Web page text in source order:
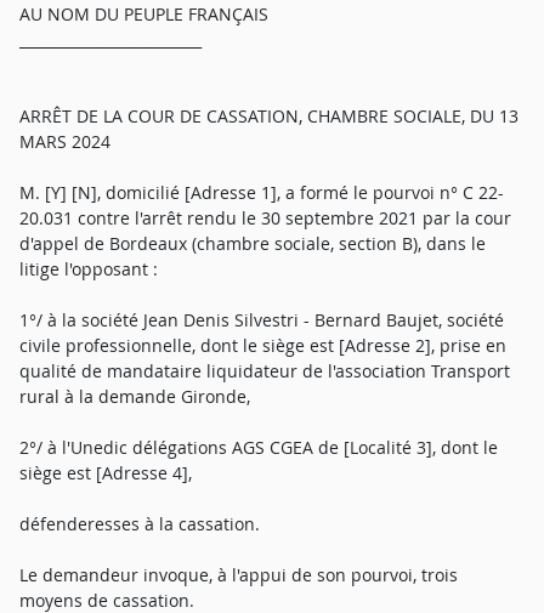
AU NOM DU PEUPLE FRANÇAIS
ARRÊT DE LA COUR DE CASSATION, CHAMBRE SOCIALE, DU 13
MARS 2024
M. [Y] [N], domicilié [Adresse 1], a formé le pourvoi n° C 22-
20.031 contre l'arrêt rendu le 30 septembre 2021 par la cour
d'appel de Bordeaux (chambre sociale, section B), dans le
litige l'opposant :
1°/ à la société Jean Denis Silvestri - Bernard Baujet, société
civile professionnelle, dont le siège est [Adresse 2], prise en
qualité de mandataire liquidateur de l'association Transport
rural à la demande Gironde,
2°/ à l'Unedic délégations AGS CGEA de [Localité 3], dont le
siège est [Adresse 4],
défenderesses à la cassation.
Le demandeur invoque, à l'appui de son pourvoi, trois
moyens de cassation.